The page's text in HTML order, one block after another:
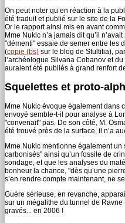
On peut noter qu’en réaction à la
été traduit et publié sur le site de la
Or le rapport ainsi mis en avant
Mme Nukic n’a jamais dit qu’il
"démenti" essaie de semer entre les
(copie (bs) sur le blog de Stultitia),
l’archéologue Silvana Cobanov et
auraient été publiés à grand renfort
Squelettes et proto-
Mme Nukic évoque également dans
envoyé semble-t-il pour analyse à
"convenait" pas. De son côté, M.
été trouvé près de la surface, il n’a
Mme Nukic mentionne également
carbonisés" ainsi qu’un fossile de
sondage, et que les analyses du
bonheur la chance, "dès qu’une
s’en rendre compte maintenant, ne
Guère sérieuse, en revanche,
sur un mégalithe du tunnel de
gravés... en 2006 !